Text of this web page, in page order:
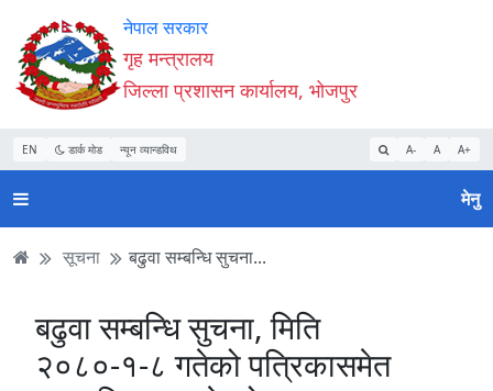
Accessibility
Mode
सुरु
गर्नुहोस्
सामाग्री
पढ्नुहाेस्
नेभिगेसन
पढ्नुहाेस्
वेबसाइट
खोजमा
जानुहोस्
नेपाल सरकार
गृह मन्त्रालय
जिल्ला प्रशासन कार्यालय, भोजपुर
EN डार्क मोड न्यून व्यान्डविथ A- A A+
मेनु
सूचना बढुवा सम्बन्धि सुचना...
बढुवा सम्बन्धि सुचना, मिति
२०८०-१-८ गतेको पत्रिकासमेत